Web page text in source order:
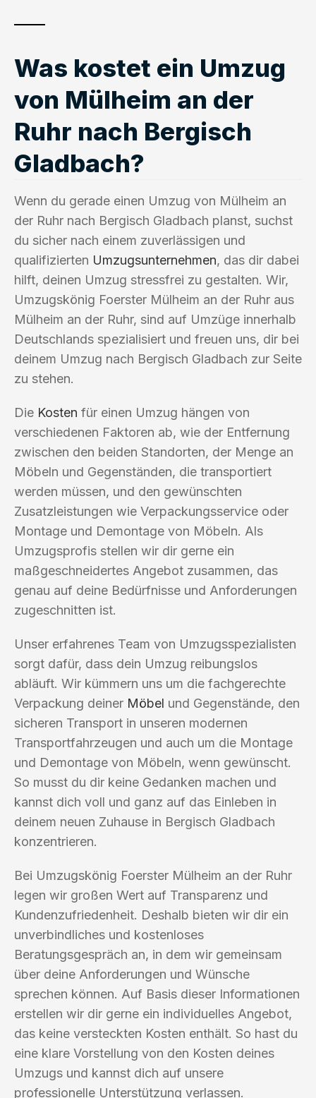
Was kostet ein Umzug
von Mülheim an der
Ruhr nach Bergisch
Gladbach?
Wenn du gerade einen Umzug von Mülheim an
der Ruhr nach Bergisch Gladbach planst, suchst
du sicher nach einem zuverlässigen und
qualifizierten Umzugsunternehmen, das dir dabei
hilft, deinen Umzug stressfrei zu gestalten. Wir,
Umzugskönig Foerster Mülheim an der Ruhr aus
Mülheim an der Ruhr, sind auf Umzüge innerhalb
Deutschlands spezialisiert und freuen uns, dir bei
deinem Umzug nach Bergisch Gladbach zur Seite
zu stehen.
Die Kosten für einen Umzug hängen von
verschiedenen Faktoren ab, wie der Entfernung
zwischen den beiden Standorten, der Menge an
Möbeln und Gegenständen, die transportiert
werden müssen, und den gewünschten
Zusatzleistungen wie Verpackungsservice oder
Montage und Demontage von Möbeln. Als
Umzugsprofis stellen wir dir gerne ein
maßgeschneidertes Angebot zusammen, das
genau auf deine Bedürfnisse und Anforderungen
zugeschnitten ist.
Unser erfahrenes Team von Umzugsspezialisten
sorgt dafür, dass dein Umzug reibungslos
abläuft. Wir kümmern uns um die fachgerechte
Verpackung deiner Möbel und Gegenstände, den
sicheren Transport in unseren modernen
Transportfahrzeugen und auch um die Montage
und Demontage von Möbeln, wenn gewünscht.
So musst du dir keine Gedanken machen und
kannst dich voll und ganz auf das Einleben in
deinem neuen Zuhause in Bergisch Gladbach
konzentrieren.
Bei Umzugskönig Foerster Mülheim an der Ruhr
legen wir großen Wert auf Transparenz und
Kundenzufriedenheit. Deshalb bieten wir dir ein
unverbindliches und kostenloses
Beratungsgespräch an, in dem wir gemeinsam
über deine Anforderungen und Wünsche
sprechen können. Auf Basis dieser Informationen
erstellen wir dir gerne ein individuelles Angebot,
das keine versteckten Kosten enthält. So hast du
eine klare Vorstellung von den Kosten deines
Umzugs und kannst dich auf unsere
professionelle Unterstützung verlassen.